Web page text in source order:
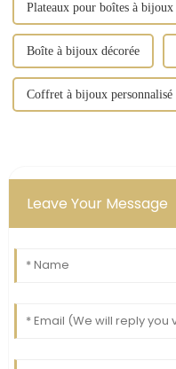
Plateaux pour boîtes à bijoux
Boîte à bijoux décorée
Coffret à bijoux personnalisé
Leave Your Message